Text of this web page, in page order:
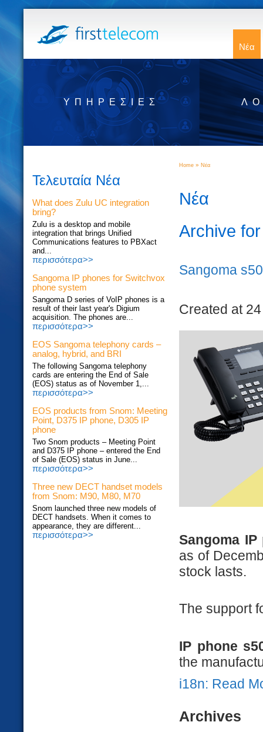
Νέα
ΥΠΗΡΕΣΊΕΣ
Τελευταία Νέα
What does Zulu UC integration
bring?
Zulu is a desktop and mobile
integration that brings Unified
Communications features to PBXact
and...
περισσότερα>>
Sangoma IP phones for Switchvox
phone system
Sangoma D series of VoIP phones is a
result of their last year's Digium
acquisition. The phones are...
περισσότερα>>
EOS Sangoma telephony cards –
analog, hybrid, and BRI
The following Sangoma telephony
cards are entering the End of Sale
(EOS) status as of November 1,...
περισσότερα>>
EOS products from Snom: Meeting
Point, D375 IP phone, D305 IP
phone
Two Snom products – Meeting Point
and D375 IP phone – entered the End
of Sale (EOS) status in June...
περισσότερα>>
Three new DECT handset models
from Snom: M90, M80, M70
Snom launched three new models of
DECT handsets. When it comes to
appearance, they are different...
περισσότερα>>
Home » Νέα
Νέα
Archive
Sangoma
Created at 24
Sangoma
as of
stock lasts.
The support
IP phone
the
i18n: Read
Archives